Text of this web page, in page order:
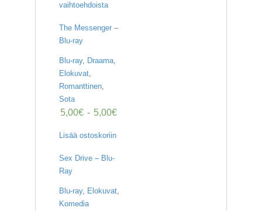
vaihtoehdoista
The Messenger –
Blu-ray
Blu-ray, Draama,
Elokuvat,
Romanttinen,
Sota
5,00€ - 5,00€
Lisää ostoskoriin
Sex Drive – Blu-
Ray
Blu-ray, Elokuvat,
Komedia